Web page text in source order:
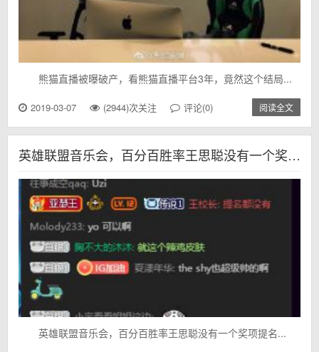
熊猫直播被曝破产，看熊猫直播平台3年，竟然这个结局...
2019-03-07 (2944)次关注 评论(0) 阅读全文
英雄联盟音乐会，百分百胜率王思聪没有一个奖项提名
英雄联盟音乐会，百分百胜率王思聪没有一个奖项提名...